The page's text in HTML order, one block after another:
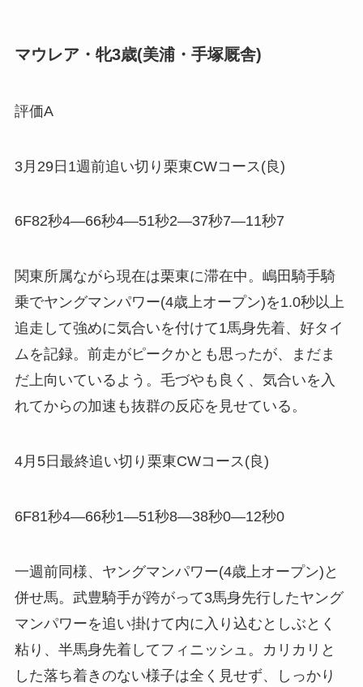
マウレア・牝3歳(美浦・手塚厩舎)
評価A
3月29日1週前追い切り栗東CWコース(良)
6F82秒4―66秒4―51秒2―37秒7―11秒7
関東所属ながら現在は栗東に滞在中。嶋田騎手騎
乗でヤングマンパワー(4歳上オープン)を1.0秒以上
追走して強めに気合いを付けて1馬身先着、好タイ
ムを記録。前走がピークかとも思ったが、まだま
だ上向いているよう。毛づやも良く、気合いを入
れてからの加速も抜群の反応を見せている。
4月5日最終追い切り栗東CWコース(良)
6F81秒4―66秒1―51秒8―38秒0―12秒0
一週前同様、ヤングマンパワー(4歳上オープン)と
併せ馬。武豊騎手が跨がって3馬身先行したヤング
マンパワーを追い掛けて内に入り込むとしぶとく
粘り、半馬身先着してフィニッシュ。カリカリと
した落ち着きのない様子は全く見せず、しっかり